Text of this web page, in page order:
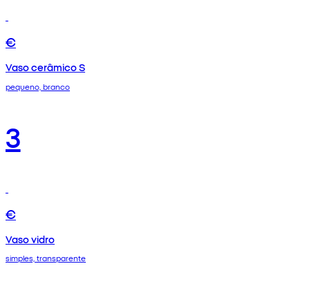
€
Vaso cerâmico S
pequeno, branco
3
€
Vaso vidro
simples, transparente